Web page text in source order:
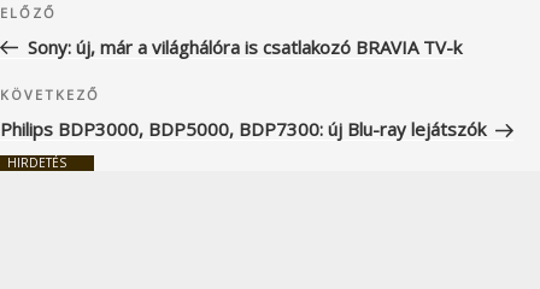
navigáció
Korábbi
bejegyzés
ELŐZŐ
Sony: új, már a világhálóra is csatlakozó BRAVIA TV-k
Következő
bejegyzés
KÖVETKEZŐ
Philips BDP3000, BDP5000, BDP7300: új Blu-ray lejátszók
HIRDETÉS